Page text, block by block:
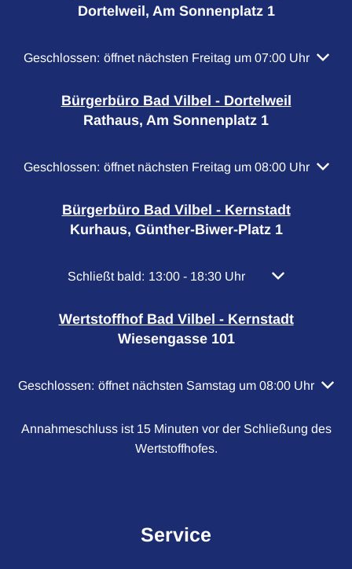
Dortelweil, Am Sonnenplatz 1
Klicken, um weitere Öffnungs- oder Schließzeiten
Geschlossen: öffnet nächsten Freitag um 07:00 Uhr
Bürgerbüro Bad Vilbel - Dortelweil
Rathaus, Am Sonnenplatz 1
Klicken, um weitere Öffnungs- oder Schließzeiten
Geschlossen: öffnet nächsten Freitag um 08:00 Uhr
Bürgerbüro Bad Vilbel - Kernstadt
Kurhaus, Günther-Biwer-Platz 1
Klicken, um weitere Öffnungs- oder Schließzeiten
Schließt bald: 13:00 - 18:30 Uhr Von 13:00 bis
Wertstoffhof Bad Vilbel - Kernstadt
Wiesengasse 101
Klicken, um weitere Öffnungs- oder Schließzeiten
Geschlossen: öffnet nächsten Samstag um 08:00 Uhr
Annahmeschluss ist 15 Minuten vor der Schließung des
Wertstoffhofes.
Service